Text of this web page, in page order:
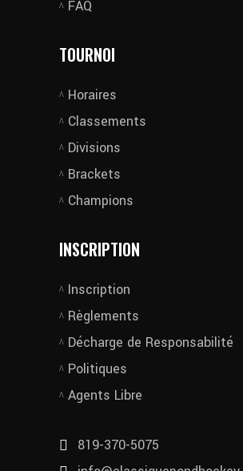
FAQ
TOURNOI
Horaires
Classements
Divisions
Brackets
Champions
INSCRIPTION
Inscription
Règlements
Décharge de Responsabilité
Politiques
Agents Libre
819-370-5075